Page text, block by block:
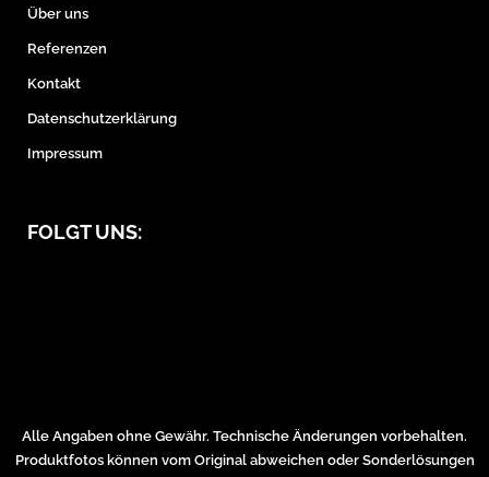
Über uns
Referenzen
Kontakt
Datenschutzerklärung
Impressum
FOLGT UNS:
Alle Angaben ohne Gewähr. Technische Änderungen vorbehalten.
Produktfotos können vom Original abweichen oder Sonderlösungen